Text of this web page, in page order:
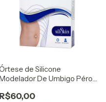
de Silicone
De Umbigo Pérola
R$60,00